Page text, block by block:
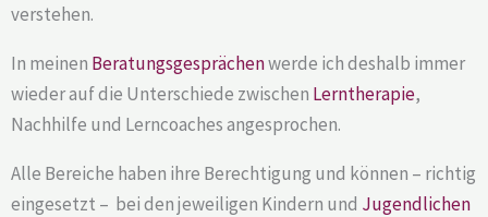
verstehen.
In meinen Beratungsgesprächenwerde ich deshalb immer
wieder auf die Unterschiede zwischen Lerntherapie,
Nachhilfe und Lerncoaches angesprochen.
Alle Bereiche haben ihre Berechtigung und können – richtig
eingesetzt – bei den jeweiligen Kindern und Jugendlichen